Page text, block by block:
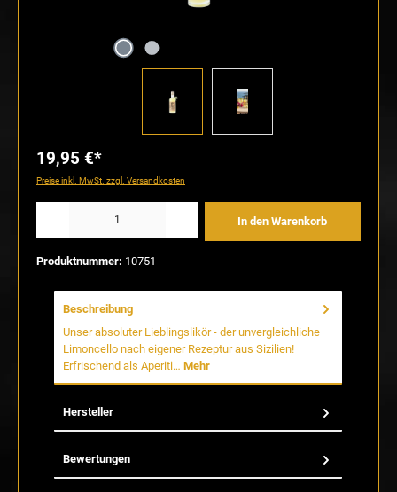
19,95 €*
Preise inkl. MwSt. zzgl. Versandkosten
In den Warenkorb
Produktnummer: 10751
Beschreibung
Unser absoluter Lieblingslikör - der unvergleichliche
Limoncello nach eigener Rezeptur aus Sizilien!
Erfrischend als Aperiti… Mehr
Hersteller
Bewertungen